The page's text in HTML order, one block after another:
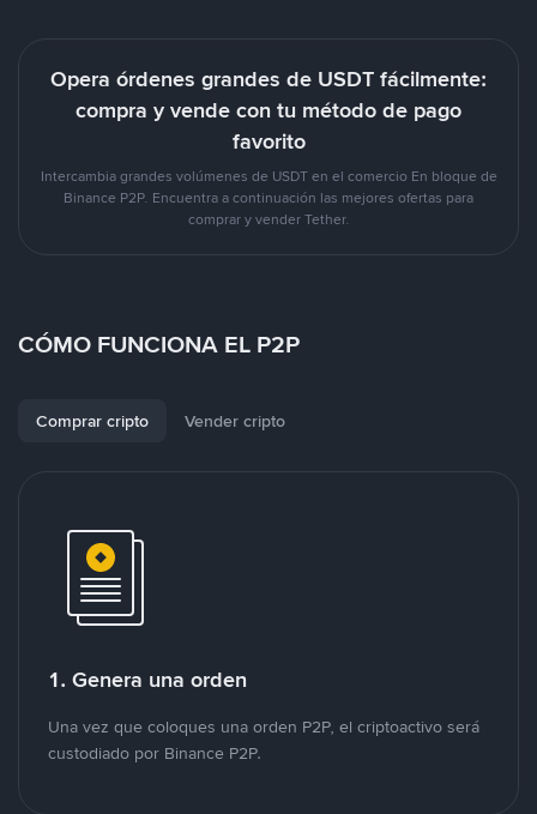
Opera órdenes grandes de USDT fácilmente:
compra y vende con tu método de pago
favorito
Intercambia grandes volúmenes de USDT en el comercio En bloque de
Binance P2P. Encuentra a continuación las mejores ofertas para
comprar y vender Tether.
CÓMO FUNCIONA EL P2P
Comprar cripto Vender cripto
1. Genera una orden
Una vez que coloques una orden P2P, el criptoactivo será
custodiado por Binance P2P.